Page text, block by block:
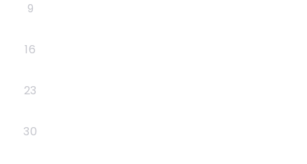
9
16
23
30